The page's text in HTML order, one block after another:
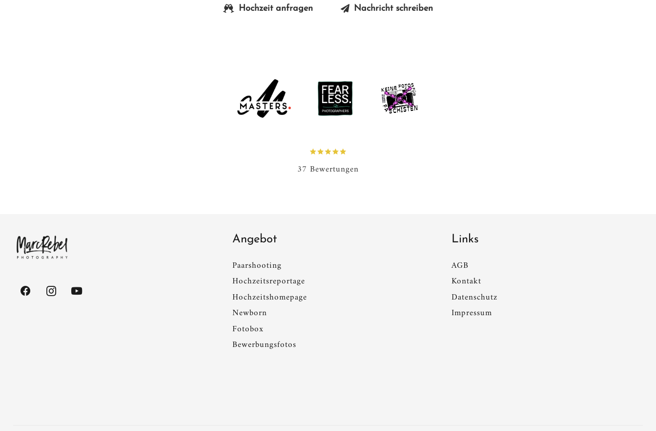
Hochzeit anfragen Nachricht schreiben
37 Bewertungen
Angebot
Paarshooting
Hochzeitsreportage
Hochzeitshomepage
Newborn
Fotobox
Bewerbungsfotos
Links
AGB
Kontakt
Datenschutz
Impressum